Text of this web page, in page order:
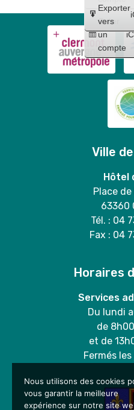
Créer
un
compte
Exporter
vers
Ville
Hôtel
Place
63360
Tél. : 04
Fax : 04
Horaires
Services
Du lundi
de
et de
Fermés
Nous utilisons des cookies
vous garantir la meilleure
expérience sur notre site